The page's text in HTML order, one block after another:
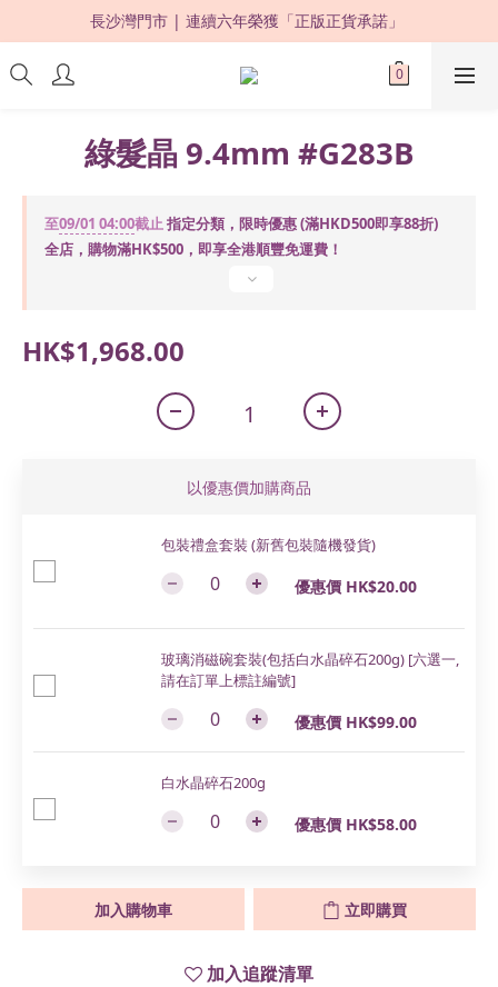
限時優惠：購買滿 HKD500，即享 88 折 !
長沙灣門市 | 連續六年榮獲「正版正貨承諾」
限時優惠：購買滿 HKD500，即享 88 折 !
綠髮晶 9.4mm #G283B
至09/01 04:00截止指定分類，限時優惠 (滿HKD500即享88折)
全店，購物滿HK$500，即享全港順豐免運費！
HK$1,968.00
以優惠價加購商品
包裝禮盒套裝 (新舊包裝隨機發貨)
優惠價 HK$20.00
玻璃消磁碗套裝(包括白水晶碎石200g) [六選一,
請在訂單上標註編號]
優惠價 HK$99.00
白水晶碎石200g
優惠價 HK$58.00
加入購物車 立即購買
加入追蹤清單